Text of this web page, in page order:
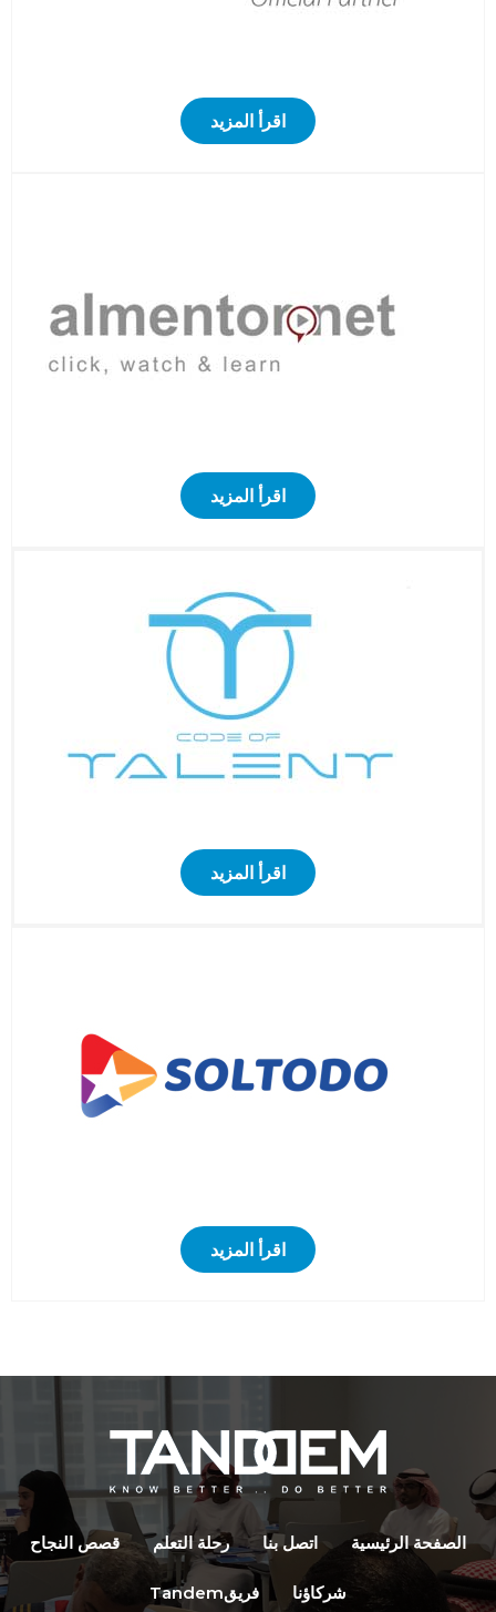
الصفحة الرئیسیة اتصل بنا رحلة التعلم قصص النجاح
شركاؤنا فریقTandem